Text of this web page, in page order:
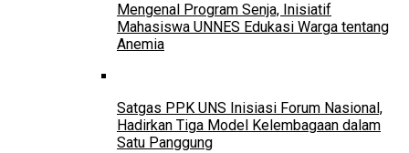
Mengenal Program Senja, Inisiatif
Mahasiswa UNNES Edukasi Warga tentang
Anemia
Satgas PPK UNS Inisiasi Forum Nasional,
Hadirkan Tiga Model Kelembagaan dalam
Satu Panggung